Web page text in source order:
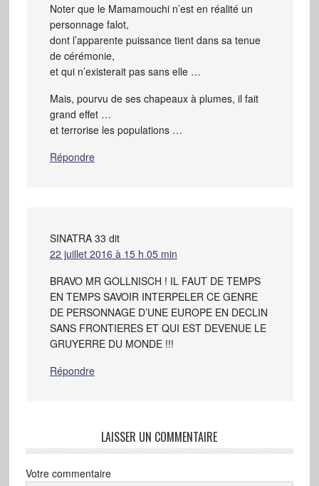
Noter que le Mamamouchi n’est en réalité un
personnage falot,
dont l’apparente puissance tient dans sa tenue
de cérémonie,
et qui n’existerait pas sans elle …
Mais, pourvu de ses chapeaux à plumes, il fait
grand effet …
et terrorise les populations …
Répondre
SINATRA 33 dit
22 juillet 2016 à 15 h 05 min
BRAVO MR GOLLNISCH ! IL FAUT DE TEMPS
EN TEMPS SAVOIR INTERPELER CE GENRE
DE PERSONNAGE D’UNE EUROPE EN DECLIN
SANS FRONTIERES ET QUI EST DEVENUE LE
GRUYERRE DU MONDE !!!
Répondre
LAISSER UN COMMENTAIRE
Votre commentaire